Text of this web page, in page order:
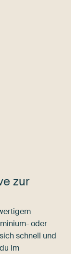
zur
oder
schnell und
im